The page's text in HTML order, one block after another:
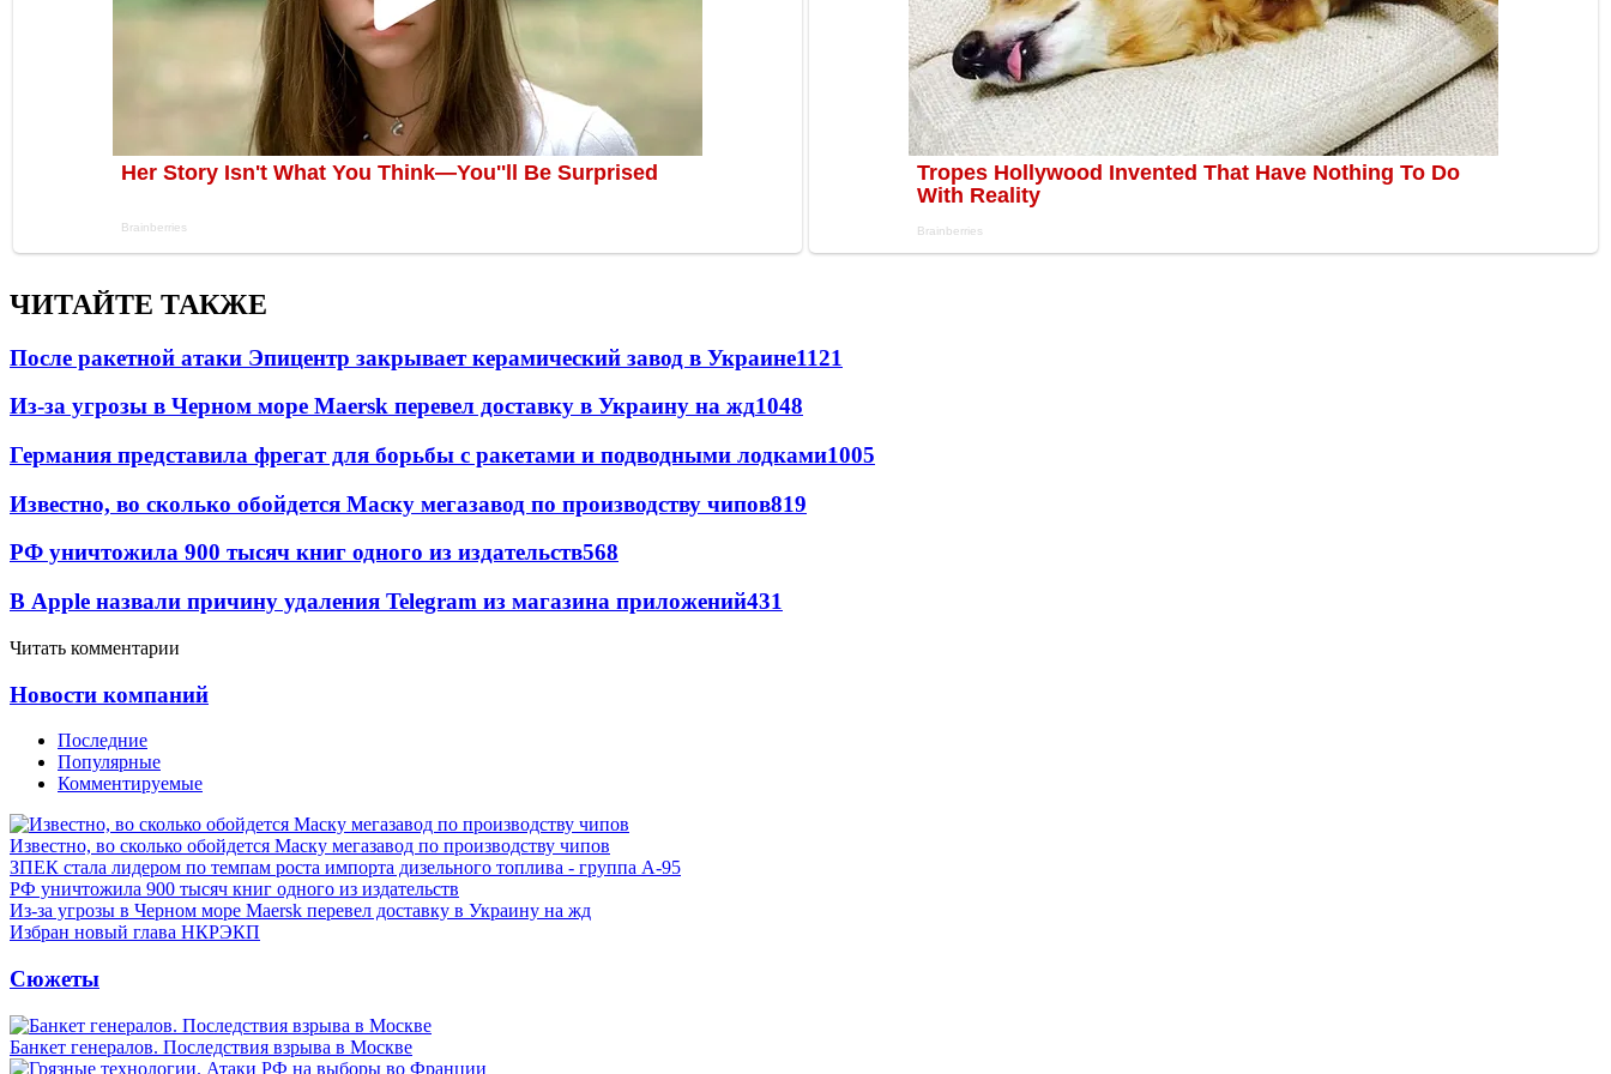
ЧИТАЙТЕ ТАКЖЕ
После ракетной атаки Эпицентр закрывает керамический завод в Украине1121
Из-за угрозы в Черном море Maersk перевел доставку в Украину на жд1048
Германия представила фрегат для борьбы с ракетами и подводными лодками1005
Известно, во сколько обойдется Маску мегазавод по производству чипов819
РФ уничтожила 900 тысяч книг одного из издательств568
В Apple назвали причину удаления Telegram из магазина приложений431
Читать комментарии
Новости компаний
Последние
Популярные
Комментируемые
Известно, во сколько обойдется Маску мегазавод по производству чипов
ЗПЕК стала лидером по темпам роста импорта дизельного топлива - группа А-95
РФ уничтожила 900 тысяч книг одного из издательств
Из-за угрозы в Черном море Maersk перевел доставку в Украину на жд
Избран новый глава НКРЭКП
Сюжеты
Банкет генералов. Последствия взрыва в Москве